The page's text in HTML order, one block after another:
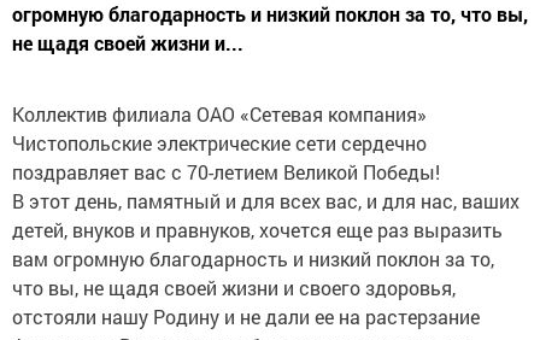
огромную благодарность и низкий поклон за то, что вы,
не щадя своей жизни и...
Коллектив филиала ОАО «Сетевая компания»
Чистопольские электрические сети сердечно
поздравляет вас с 70-летием Великой Победы!
В этот день, памятный и для всех вас, и для нас, ваших
детей, внуков и правнуков, хочется еще раз выразить
вам огромную благодарность и низкий поклон за то,
что вы, не щадя своей жизни и своего здоровья,
отстояли нашу Родину и не дали ее на растерзание